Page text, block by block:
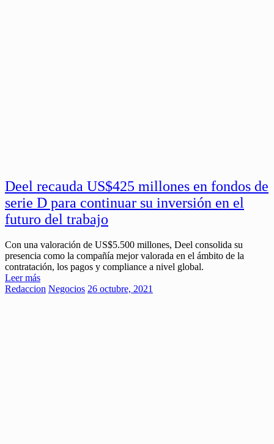
Deel recauda US$425 millones en fondos de
serie D para continuar su inversión en el
futuro del trabajo
Con una valoración de US$5.500 millones, Deel consolida su
presencia como la compañía mejor valorada en el ámbito de la
contratación, los pagos y compliance a nivel global.
Leer más
Redaccion Negocios 26 octubre, 2021